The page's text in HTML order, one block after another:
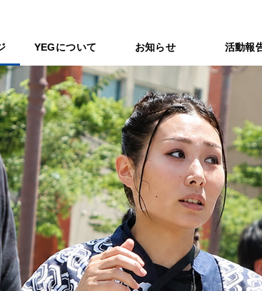
YEGについて お知らせ 活動報